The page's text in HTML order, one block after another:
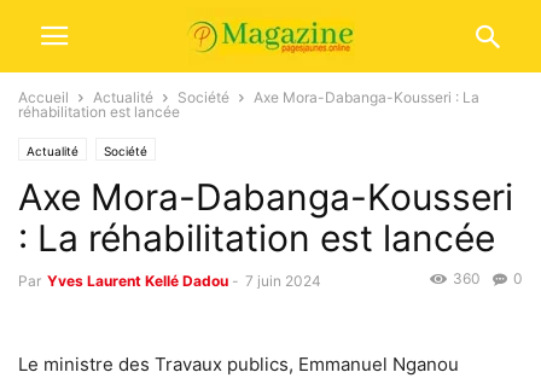
Accueil Actualité Société
Axe Mora-Dabanga-Kousseri : La
réhabilitation est lancée
Actualité Société
Axe Mora-Dabanga-Kousseri
: La réhabilitation est lancée
Par Yves Laurent Kellé Dadou - 7 juin 2024 0
360
Le ministre des Travaux publics, Emmanuel Nganou